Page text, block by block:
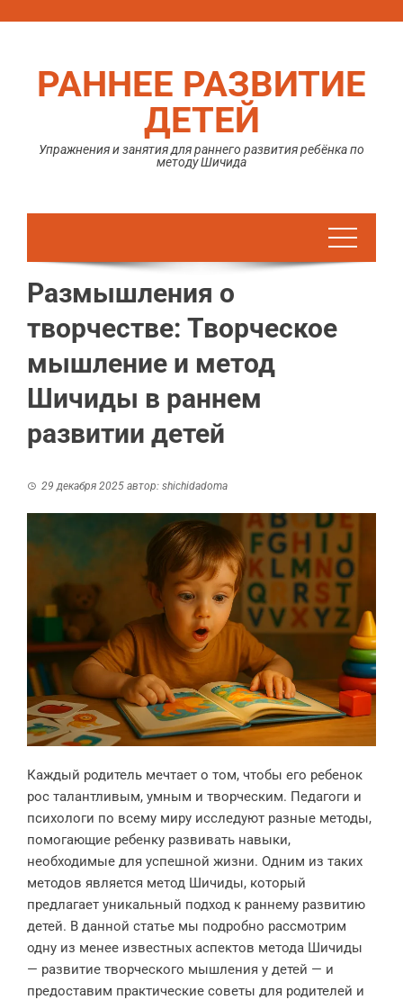
РАННЕЕ РАЗВИТИЕ
ДЕТЕЙ
Упражнения и занятия для раннего развития ребёнка по
методу Шичида
Размышления о
творчестве: Творческое
мышление и метод
Шичиды в раннем
развитии детей
29 декабря 2025 автор: shichidadoma
Каждый родитель мечтает о том, чтобы его ребенок
рос талантливым, умным и творческим. Педагоги и
психологи по всему миру исследуют разные методы,
помогающие ребенку развивать навыки,
необходимые для успешной жизни. Одним из таких
методов является метод Шичиды, который
предлагает уникальный подход к раннему развитию
детей. В данной статье мы подробно рассмотрим
одну из менее известных аспектов метода Шичиды
— развитие творческого мышления у детей — и
предоставим практические советы для родителей и